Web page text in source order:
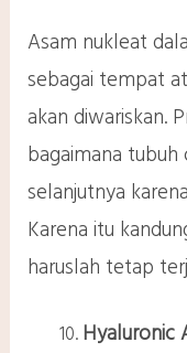
Asam nukleat
sebagai tempat
akan diwariskan.
bagaimana tubuh
selanjutnya
Karena itu
haruslah tetap
Hyaluronic